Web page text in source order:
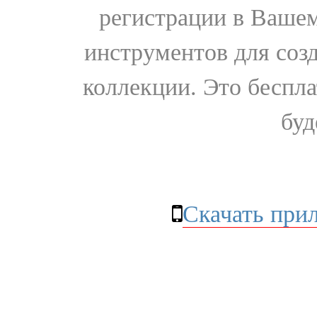
регистрации в
инструментов для
коллекции. Это
Скачать